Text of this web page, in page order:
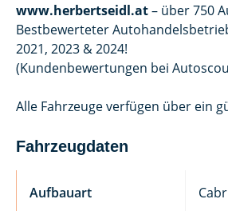
www.herbertseidl.at– über 750
Bestbewerteter
2021, 2023 & 2024!
(Kundenbewertungen bei
Alle Fahrzeuge verfügen über ein
Fahrzeugdaten
Aufbauart